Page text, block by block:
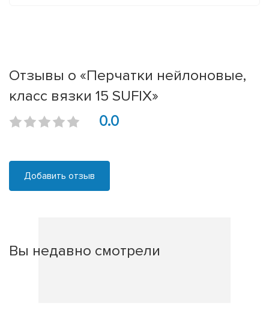
Отзывы о «Перчатки нейлоновые,
класс вязки 15 SUFIX»
0.0
Добавить отзыв
Вы недавно смотрели